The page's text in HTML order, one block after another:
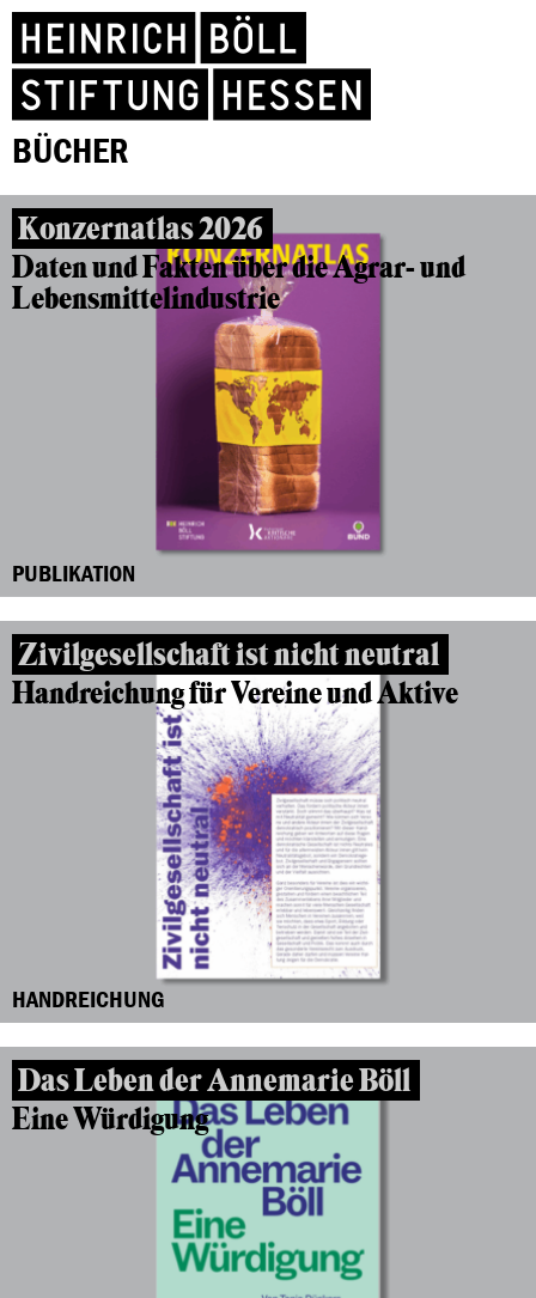
BÜCHER
Konzernatlas 2026
Daten und Fakten über die Agrar- und
Lebensmittelindustrie
PUBLIKATION
Zivilgesellschaft ist nicht neutral
Handreichung für Vereine und Aktive
HANDREICHUNG
Das Leben der Annemarie Böll
Eine Würdigung